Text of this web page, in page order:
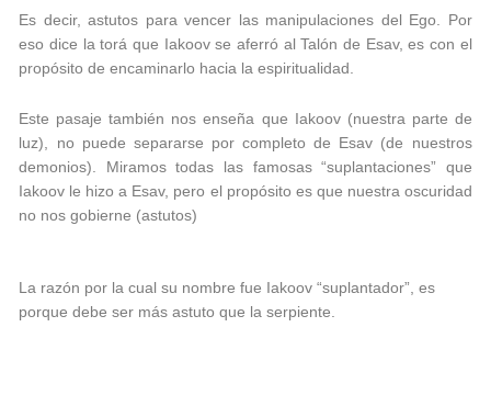
Es decir, astutos para vencer las manipulaciones del Ego. Por
eso dice la torá que Iakoov se aferró al Talón de Esav, es con el
propósito de encaminarlo hacia la espiritualidad.
Este pasaje también nos enseña que Iakoov (nuestra parte de
luz), no puede separarse por completo de Esav (de nuestros
demonios). Miramos todas las famosas “suplantaciones” que
Iakoov le hizo a Esav, pero el propósito es que nuestra oscuridad
no nos gobierne (astutos)
La razón por la cual su nombre fue Iakoov “suplantador”, es
porque debe ser más astuto que la serpiente.